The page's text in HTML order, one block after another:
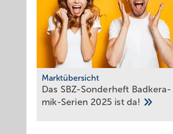
Marktübersicht
Das SBZ-Sonder­heft Bad­ke­ra­
mik-Serien 2025 ist da!